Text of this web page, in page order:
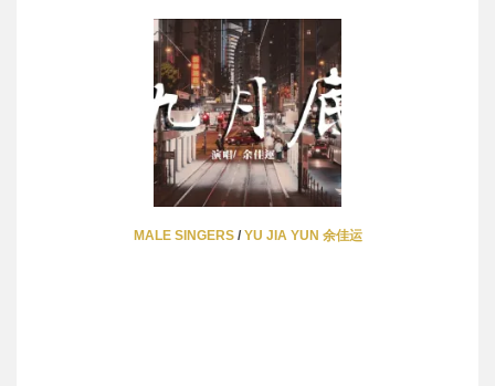
MALE SINGERS/ YU JIA YUN 余佳运